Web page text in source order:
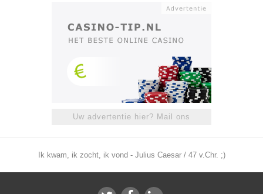
Uw advertentie hier? Mail ons
Ik kwam, ik zocht, ik vond - Julius Caesar / 47 v.Chr. ;)